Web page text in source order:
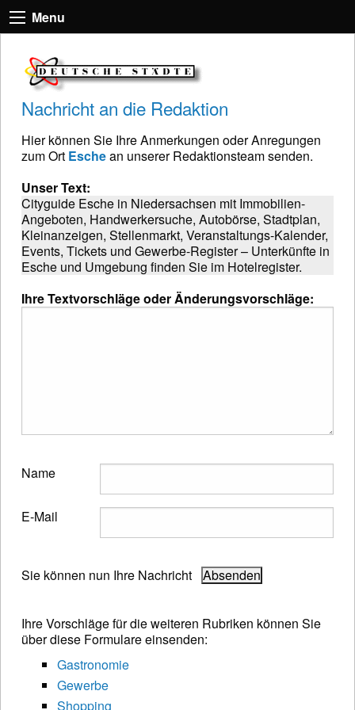
Menu
Nachricht an die Redaktion
Hier können Sie Ihre Anmerkungen oder Anregungen
zum Ort Eschean unserer Redaktionsteam senden.
Unser Text:
Cityguide Esche in Niedersachsen mit Immobilien-
Angeboten, Handwerkersuche, Autobörse, Stadtplan,
Kleinanzeigen, Stellenmarkt, Veranstaltungs-Kalender,
Events, Tickets und Gewerbe-Register – Unterkünfte in
Esche und Umgebung finden Sie im Hotelregister.
Ihre Textvorschläge oder Änderungsvorschläge:
Name
E-Mail
Sie können nun Ihre Nachricht
Ihre Vorschläge für die weiteren Rubriken können Sie
über diese Formulare einsenden:
Gastronomie
Gewerbe
Shopping